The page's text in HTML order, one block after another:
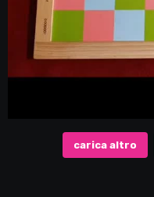
carica altro